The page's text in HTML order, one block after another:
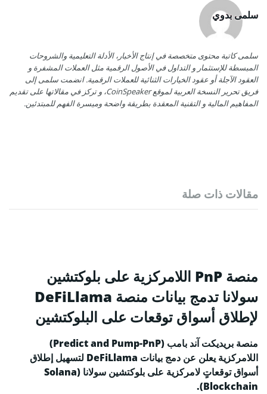
سلمى بدوي
سلمى كاتبة محتوى متخصصة في إنتاج الأخبار، الأدلة التعليمية والشروحات
المبسطة للإستثمار و التداول في الأصول الرقمية مثل العملات المشفرة و
العقود الآجلة أو عقود الخيارات الثنائية للعملات الرقمية. انضمت سلمى إلى
فريق تحرير النسخة العربية لموقع CoinSpeaker، و تركز في مقالاتها على تقديم
المفاهيم المالية و التقنية المعقدة بطريقة واضحة وميسرة الفهم للمبتدئين.
مقالات ذات صلة
منصة PnP اللامركزية على بلوكتشين
سولانا تدمج بيانات منصة DeFiLlama
لإطلاق أسواق توقعات على البلوكتشين
منصة بريديكت آند بامب (Predict and Pump-PnP)
اللامركزية يعلن عن دمج بيانات DeFiLlama لتسهيل إطلاق
أسواق توقعاتٍ لامركزية على بلوكتشين سولانا (Solana
Blockchain).